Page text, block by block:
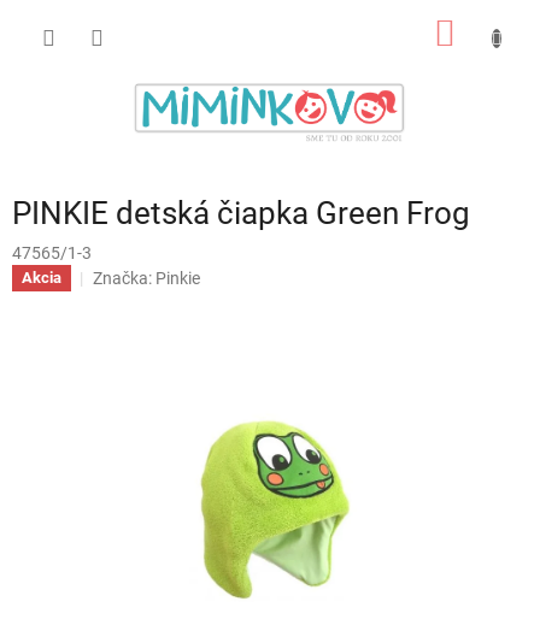
PINKIE detská čiapka Green Frog
47565/1-3
Akcia Značka: Pinkie